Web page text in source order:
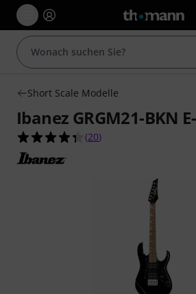
Short Scale Modelle
Ibanez GRGM21-BKN
4.4 von 5 Sternen aus
(20)